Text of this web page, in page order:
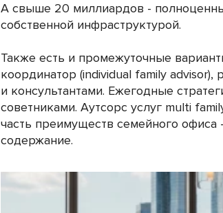
А свыше 20 миллиардов -
собственной инфраструктурой.
Также есть и промежуточные
координатор (individual family
и консультантами. Ежегодные
советниками. Аутсорс услуг multi
часть преимуществ семейного офиса
содержание.